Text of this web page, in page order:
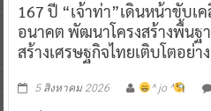
167 ปี “เจ้าท่า”เดินหน้าขับเ
อนาคต พัฒนาโครงสร้างพื้น
สร้างเศรษฐกิจไทยเติบโตอย่า
5 สิงหาคม 2026 ^ jo ^